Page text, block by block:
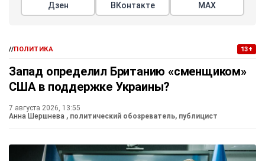
Дзен ВКонтакте МАХ
//ПОЛИТИКА 13+
Запад определил Британию «сменщиком»
США в поддержке Украины?
7 августа 2026, 13:55
Анна Шершнева , политический обозреватель, публицист